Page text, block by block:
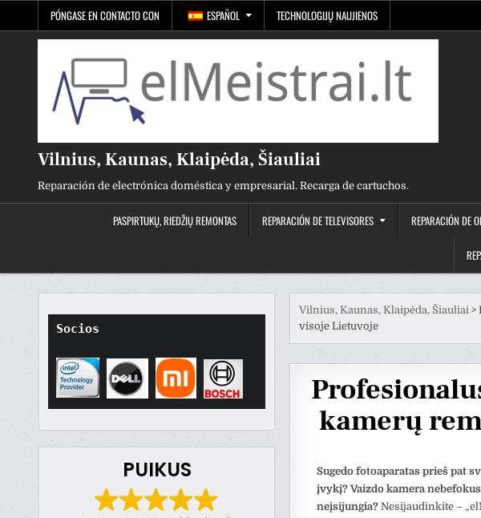
contenido
PÓNGASE EN CONTACTO CON ESPAÑOL TECHNOLOGIJŲ NAUJIENOS
Vilnius, Kaunas, Klaipėda, Šiauliai
Reparación de electrónica doméstica y empresarial. Recarga de cartuchos.
PASPIRTUKŲ, RIEDŽIŲ REMONTAS REPARACIÓN DE TELEVISORES REPARACIÓN DE
Socios
PUIKUS
Vilnius, Kaunas, Klaipėda, Šiauliai >
visoje Lietuvoje
kamerų
Sugedo fotoaparatas prieš pat
įvykį? Vaizdo kamera
neįsijungia?Nesijaudinkite –